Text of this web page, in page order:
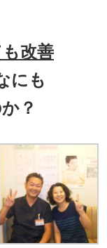
改善
にも
？